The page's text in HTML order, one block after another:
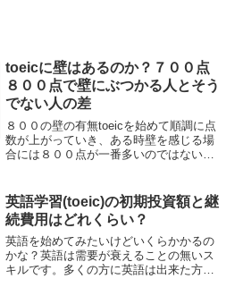
toeicに壁はあるのか？７００点
８００点で壁にぶつかる人とそう
でない人の差
８００の壁の有無toeicを始めて順調に点
数が上がっていき、ある時壁を感じる場
合には８００点が一番多いのではないか
れである。やればその大変さが分かるは
ず一方で８００の壁...
英語学習(toeic)の初期投資額と継
続費用はどれくらい？
英語を始めてみたいけどいくらかかるの
かな？英語は需要が衰えることの無いス
キルです。多くの方に英語は出来た方が